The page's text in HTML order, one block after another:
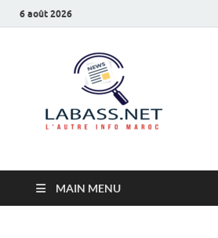
6 août 2026
MAIN MENU